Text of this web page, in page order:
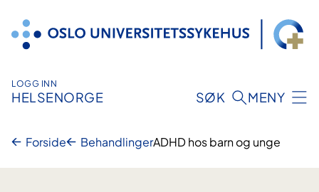
innhold
LOGG INN
HELSENORGE SØK MENY
Forside BehandlingerADHD hos barn og unge